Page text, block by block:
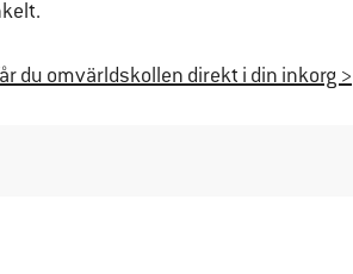
du omvärldskollen direkt i din inkorg >